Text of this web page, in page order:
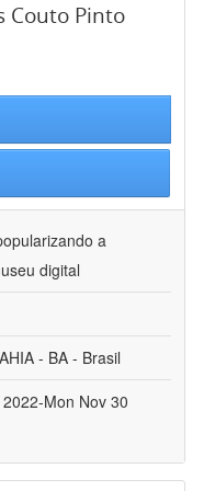
Couto Pinto
a
digital
- BA - Brasil
Mon Nov 30